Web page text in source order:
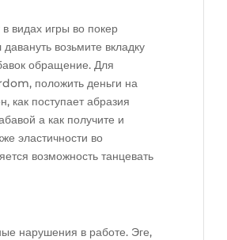
видах игры во покер
возьмите вкладку
обращение. Для
положить деньги на
как поступает абразия
а как получите и
эластичности во
возможность танцевать
нарушения в работе. Эге,